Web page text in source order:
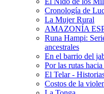
Cronología de
La Mujer Rural
AMAZONÍA
Runa Hampi:
ancestrales
En el barrio del
Por las rutas
El Telar -
Costos de la